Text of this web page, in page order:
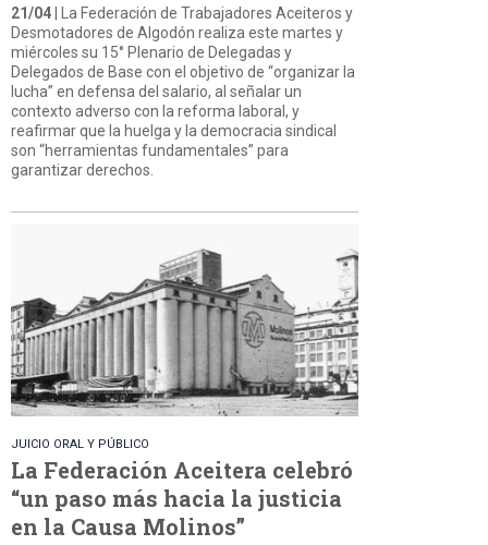
21/04 | La Federación de Trabajadores Aceiteros y
Desmotadores de Algodón realiza este martes y
miércoles su 15° Plenario de Delegadas y
Delegados de Base con el objetivo de “organizar la
lucha” en defensa del salario, al señalar un
contexto adverso con la reforma laboral, y
reafirmar que la huelga y la democracia sindical
son “herramientas fundamentales” para
garantizar derechos.
JUICIO ORAL Y PÚBLICO
La Federación Aceitera celebró
“un paso más hacia la justicia
en la Causa Molinos”